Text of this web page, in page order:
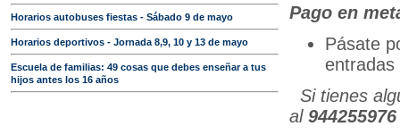
Horarios autobuses fiestas - Sábado 9 de mayo
Horarios deportivos - Jornada 8,9, 10 y 13 de mayo
Escuela de familias: 49 cosas que debes enseñar a tus
hijos antes los 16 años
Pago en
Pásate
entradas
Si tienes
al 944255976